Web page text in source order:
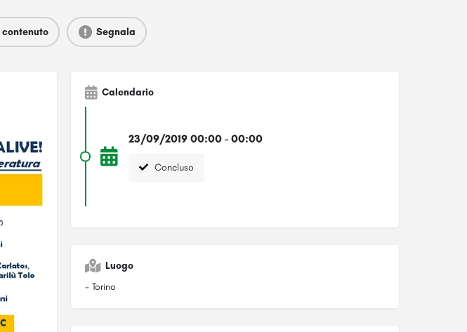
Segnala
Calendario
23/09/2019 00:00 - 00:00
Concluso
Luogo
- Torino